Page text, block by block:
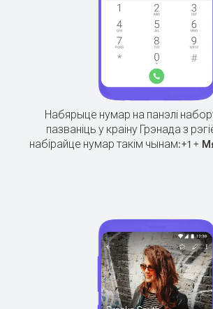
Набярыце нумар на панэлі
пазваніць у краіну Грэнада з
набірайце нумар такім чынам:+1 +